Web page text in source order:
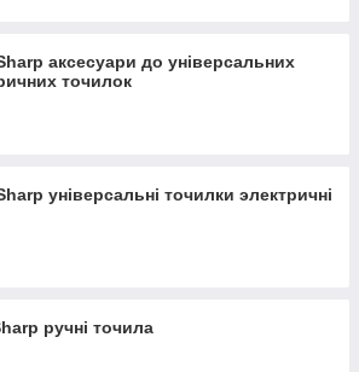
аксесуари до унiверсальних
точилок
унiверсальнi точилки электричнi
ручні точила